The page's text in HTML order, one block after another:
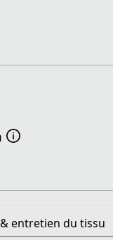
entretien du tissu